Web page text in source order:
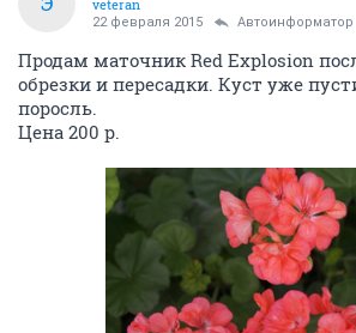
veteran
22 февраля 2015 Автоинформатор
Продам маточник Red Explosion
обрезки и пересадки. Куст уже
поросль.
Цена 200 р.